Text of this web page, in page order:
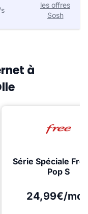
les offres
Sosh
à
Série Spéciale
Pop S
24,99€/